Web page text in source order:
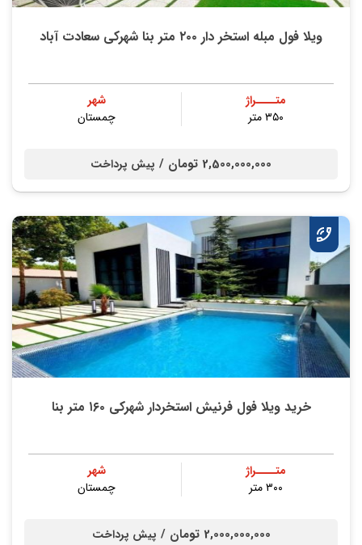
ویلا فول مبله استخر دار ۲۰۰ متر بنا شهرکی سعادت آباد
متــــراژ
۳۵۰ متر
شهر
چمستان
2,500,000,000 تومان / پیش پرداخت
خرید ویلا فول فرنیش استخردار شهرکی ۱۶۰ متر بنا
متــــراژ
۳۰۰ متر
شهر
چمستان
2,000,000,000 تومان / پیش پرداخت